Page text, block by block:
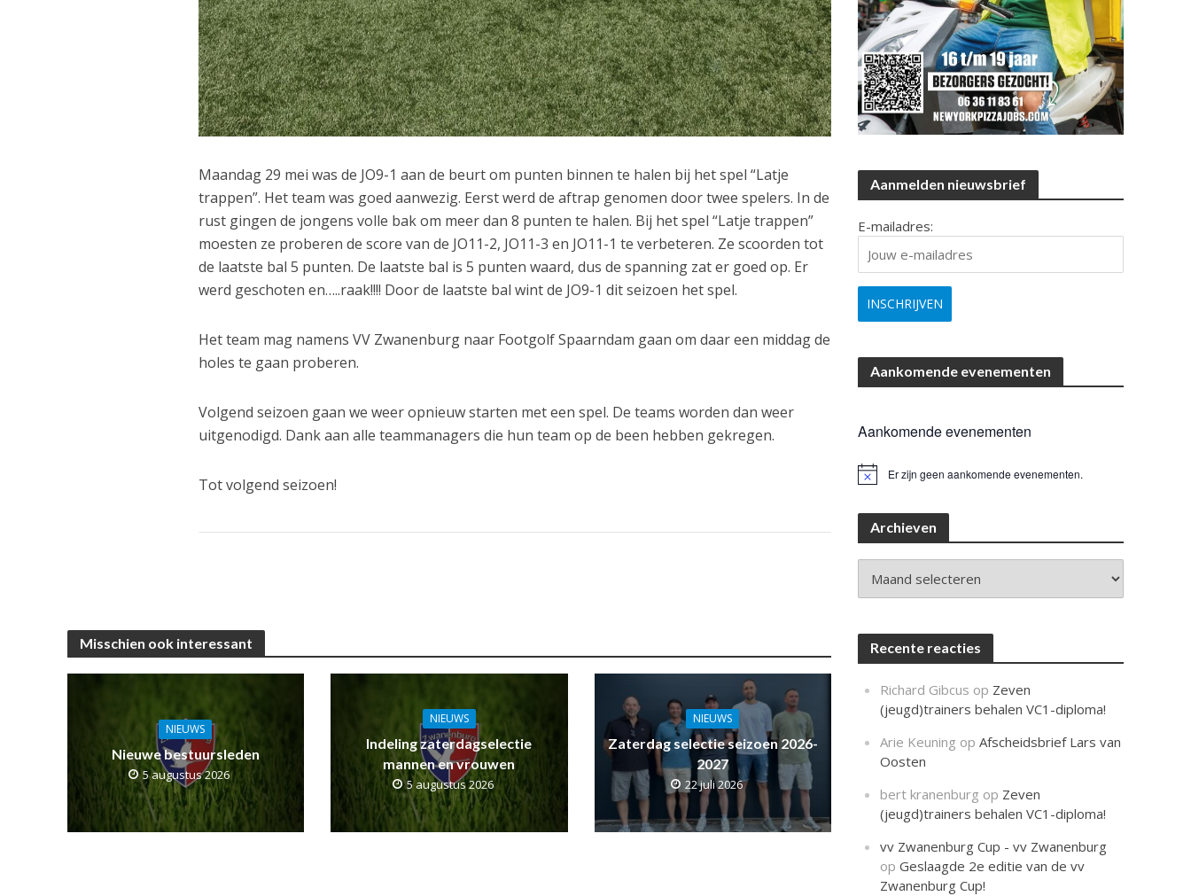
Maandag 29 mei was de JO9-1 aan de beurt om punten binnen te halen bij het spel “Latje
trappen”. Het team was goed aanwezig. Eerst werd de aftrap genomen door twee spelers. In de
rust gingen de jongens volle bak om meer dan 8 punten te halen. Bij het spel “Latje trappen”
moesten ze proberen de score van de JO11-2, JO11-3 en JO11-1 te verbeteren. Ze scoorden tot
de laatste bal 5 punten. De laatste bal is 5 punten waard, dus de spanning zat er goed op. Er
werd geschoten en…..raak!!!! Door de laatste bal wint de JO9-1 dit seizoen het spel.
Het team mag namens VV Zwanenburg naar Footgolf Spaarndam gaan om daar een middag de
holes te gaan proberen.
Volgend seizoen gaan we weer opnieuw starten met een spel. De teams worden dan weer
uitgenodigd. Dank aan alle teammanagers die hun team op de been hebben gekregen.
Tot volgend seizoen!
Misschien ook interessant
NIEUWS
Nieuwe bestuursleden
5 augustus 2026
NIEUWS
Indeling zaterdagselectie
mannen en vrouwen
5 augustus 2026
NIEUWS
Zaterdag selectie seizoen 2026-
2027
22 juli 2026
Aanmelden nieuwsbrief
E-mailadres:
Aankomende evenementen
Aankomende evenementen
B
t
Er zijn geen aankomende evenementen.
Archieven
Recente reacties
Richard Gibcus op Zeven
(jeugd)trainers behalen VC1-diploma!
Arie Keuning opAfscheidsbrief Lars van
Oosten
bert kranenburg op Zeven
(jeugd)trainers behalen VC1-diploma!
vv Zwanenburg Cup - vv Zwanenburg
opGeslaagde 2e editie van de vv
Zwanenburg Cup!